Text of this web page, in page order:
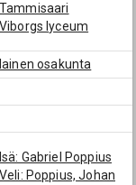
Tammisaari
Viborgs lyceum
osakunta
Isä: Gabriel Poppius
Veli: Poppius, Johan